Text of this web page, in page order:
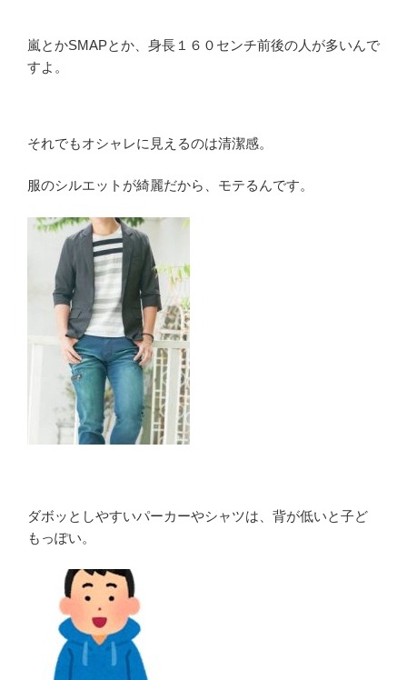
嵐とかSMAPとか、身長１６０センチ前後の人が多いんで
すよ。
それでもオシャレに見えるのは清潔感。
服のシルエットが綺麗だから、モテるんです。
ダボッとしやすいパーカーやシャツは、背が低いと子ど
もっぽい。